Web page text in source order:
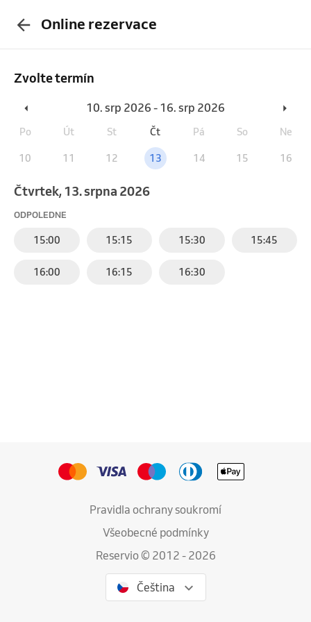
Online rezervace
Zvolte termín
10. srp 2026 - 16. srp 2026
Po Út St Čt Pá So Ne
10 11 12 13 14 15 16
čtvrtek, 13. srpna 2026
ODPOLEDNE
15:00 15:15 15:30 15:45
16:00 16:15 16:30
Pravidla ochrany soukromí
Všeobecné podmínky
Reservio © 2012 - 2026
Čeština